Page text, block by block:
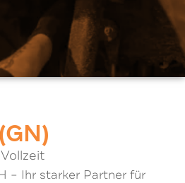
Vollzeit
– Ihr starker Partner für